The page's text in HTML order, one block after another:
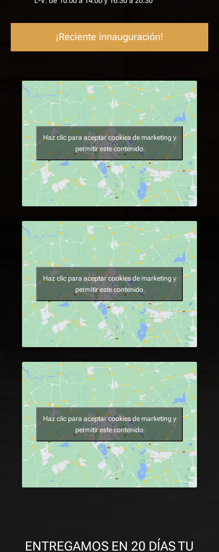
¡Reciente innauguración!
Haz clic para aceptar cookies de marketing y
permitir este contenido
Haz clic para aceptar cookies de marketing y
permitir este contenido
Haz clic para aceptar cookies de marketing y
permitir este contenido
ENTREGAMOS EN 20 DÍAS TU